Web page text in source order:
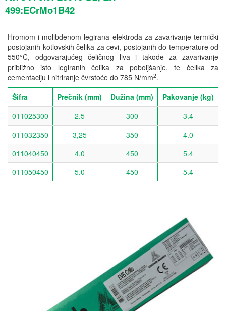
499:ECrMo1B42
Hromom i molibdenom legirana elektroda za zavarivanje termički
postojanih kotlovskih čelika za cevi, postojanih do temperature od
550°C, odgovarajućeg čeličnog liva i takođe za zavarivanje
približno isto legiranih čelika za poboljšanje, te čelika za
cementaciju i nitriranje čvrstoće do 785 N/mm2.
Šifra
Prečnik (mm) Dužina (mm)
Pakovanje (kg)
011025300
2.5 300
3.4
011032350
3,25 350
4.0
011040450
4.0 450
5.4
011050450
5.0 450 5.4